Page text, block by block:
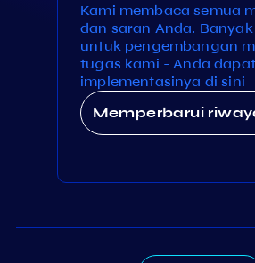
Kami membaca semua
dan saran Anda.
untuk pengembangan
tugas kami - Anda
implementasinya di sini
Memperbarui